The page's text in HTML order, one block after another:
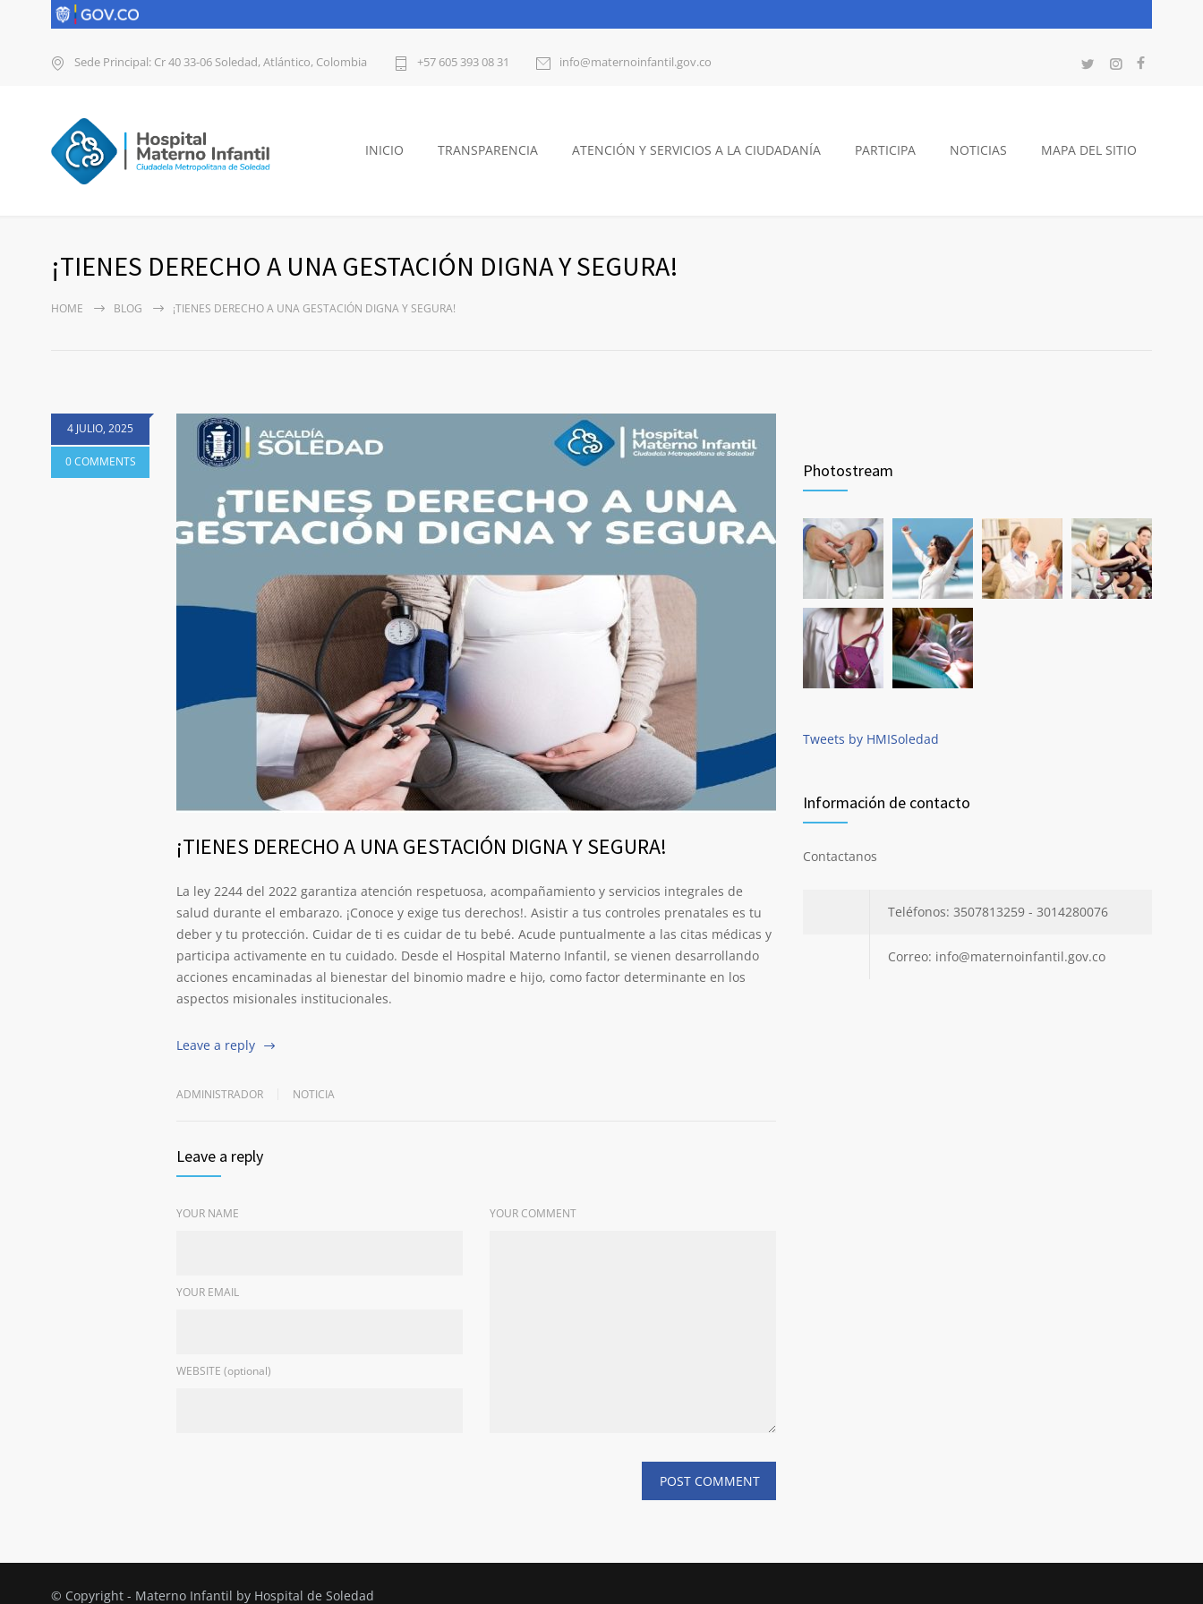
Sede Principal: Cr 40 33-06 Soledad, Atlántico, Colombia +57 605 393 08 31 info@maternoinfantil.gov.co
INICIO TRANSPARENCIA ATENCIÓN Y SERVICIOS A LA CIUDADANÍA PARTICIPA NOTICIAS MAPA DEL SITIO
¡TIENES DERECHO A UNA GESTACIÓN DIGNA Y SEGURA!
HOME BLOG ¡TIENES DERECHO A UNA GESTACIÓN DIGNA Y SEGURA!
4 JULIO, 2025
0 COMMENTS
¡TIENES DERECHO A UNA GESTACIÓN DIGNA Y SEGURA!
La ley 2244 del 2022 garantiza atención respetuosa, acompañamiento y servicios integrales de
salud durante el embarazo. ¡Conoce y exige tus derechos!. Asistir a tus controles prenatales es tu
deber y tu protección. Cuidar de ti es cuidar de tu bebé. Acude puntualmente a las citas médicas y
participa activamente en tu cuidado. Desde el Hospital Materno Infantil, se vienen desarrollando
acciones encaminadas al bienestar del binomio madre e hijo, como factor determinante en los
aspectos misionales institucionales.
Leave a reply
ADMINISTRADOR NOTICIA
Leave a reply
YOUR NAME
YOUR EMAIL
WEBSITE (optional)
YOUR COMMENT
Photostream
Tweets by HMISoledad
Información de contacto
Contactanos
Teléfonos: 3507813259 - 3014280076
Correo: info@maternoinfantil.gov.co
© Copyright - Materno Infantil by Hospital de Soledad